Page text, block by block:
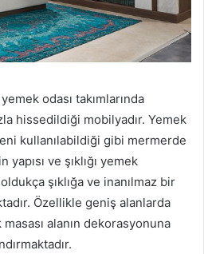
odası takımlarında
hissedildiği mobilyadır. Yemek
kullanılabildiği gibi mermerde
yapısı ve şıklığı yemek
şıklığa ve inanılmaz bir
Özellikle geniş alanlarda
alanın dekorasyonuna